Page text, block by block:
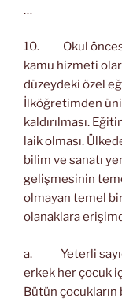
…
10. Okul öncesi
kamu hizmeti
düzeydeki özel
İlköğretimden
kaldırılması.
laik olması.
bilim ve sanatı
gelişmesinin
olmayan temel
olanaklara
a. Yeterli sayıda
erkek her çocuk
Bütün çocukların